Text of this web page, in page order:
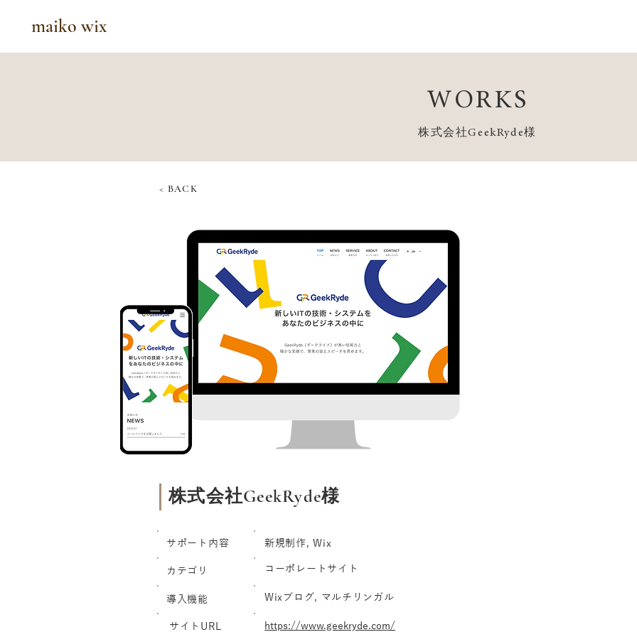
maiko wix
WORKS
株式会社GeekRyde様
< BACK
株式会社GeekRyde様
サポート内容 新規制作, Wix
カテゴリ
導入機能
サイトURL
コーポレートサイト
Wixブログ, マルチリンガル
https://www.geekryde.com/